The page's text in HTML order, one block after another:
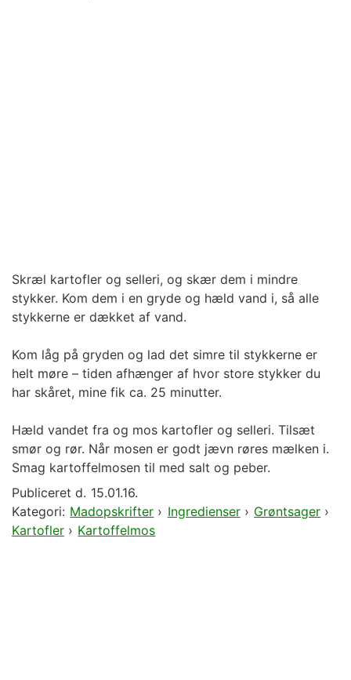
Skræl kartofler og selleri, og skær dem i mindre
stykker. Kom dem i en gryde og hæld vand i, så alle
stykkerne er dækket af vand.
Kom låg på gryden og lad det simre til stykkerne er
helt møre – tiden afhænger af hvor store stykker du
har skåret, mine fik ca. 25 minutter.
Hæld vandet fra og mos kartofler og selleri. Tilsæt
smør og rør. Når mosen er godt jævn røres mælken i.
Smag kartoffelmosen til med salt og peber.
Publiceret d. 15.01.16.
Kategori: Madopskrifter › Ingredienser› Grøntsager ›
Kartofler › Kartoffelmos